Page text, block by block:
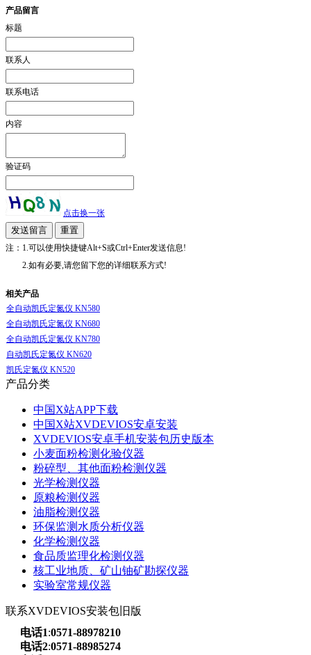
产品留言
标题
联系人
联系电话
内容
验证码
点击换一张
注：1.可以使用快捷键Alt+S或Ctrl+Enter发送信息!
2.如有必要,请您留下您的详细联系方式!
相关产品
全自动凯氏定氮仪 KN580
全自动凯氏定氮仪 KN680
全自动凯氏定氮仪 KN780
自动凯氏定氮仪 KN620
凯氏定氮仪 KN520
产品分类
中国X站APP下载
中国X站XVDEVIOS安卓安装
XVDEVIOS安卓手机安装包历史版本
小麦面粉检测化验仪器
粉碎型、其他面粉检测仪器
光学检测仪器
原粮检测仪器
油脂检测仪器
环保监测水质分析仪器
化学检测仪器
食品质监理化检测仪器
核工业地质、矿山铀矿勘探仪器
实验室常规仪器
联系XVDEVIOS安装包旧版
电话1:0571-88978210
电话2:0571-88985274